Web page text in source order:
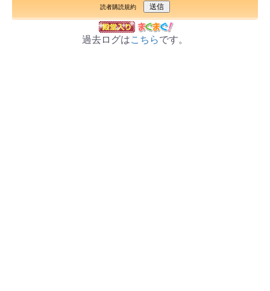
読者購読規約
過去ログはこちらです。